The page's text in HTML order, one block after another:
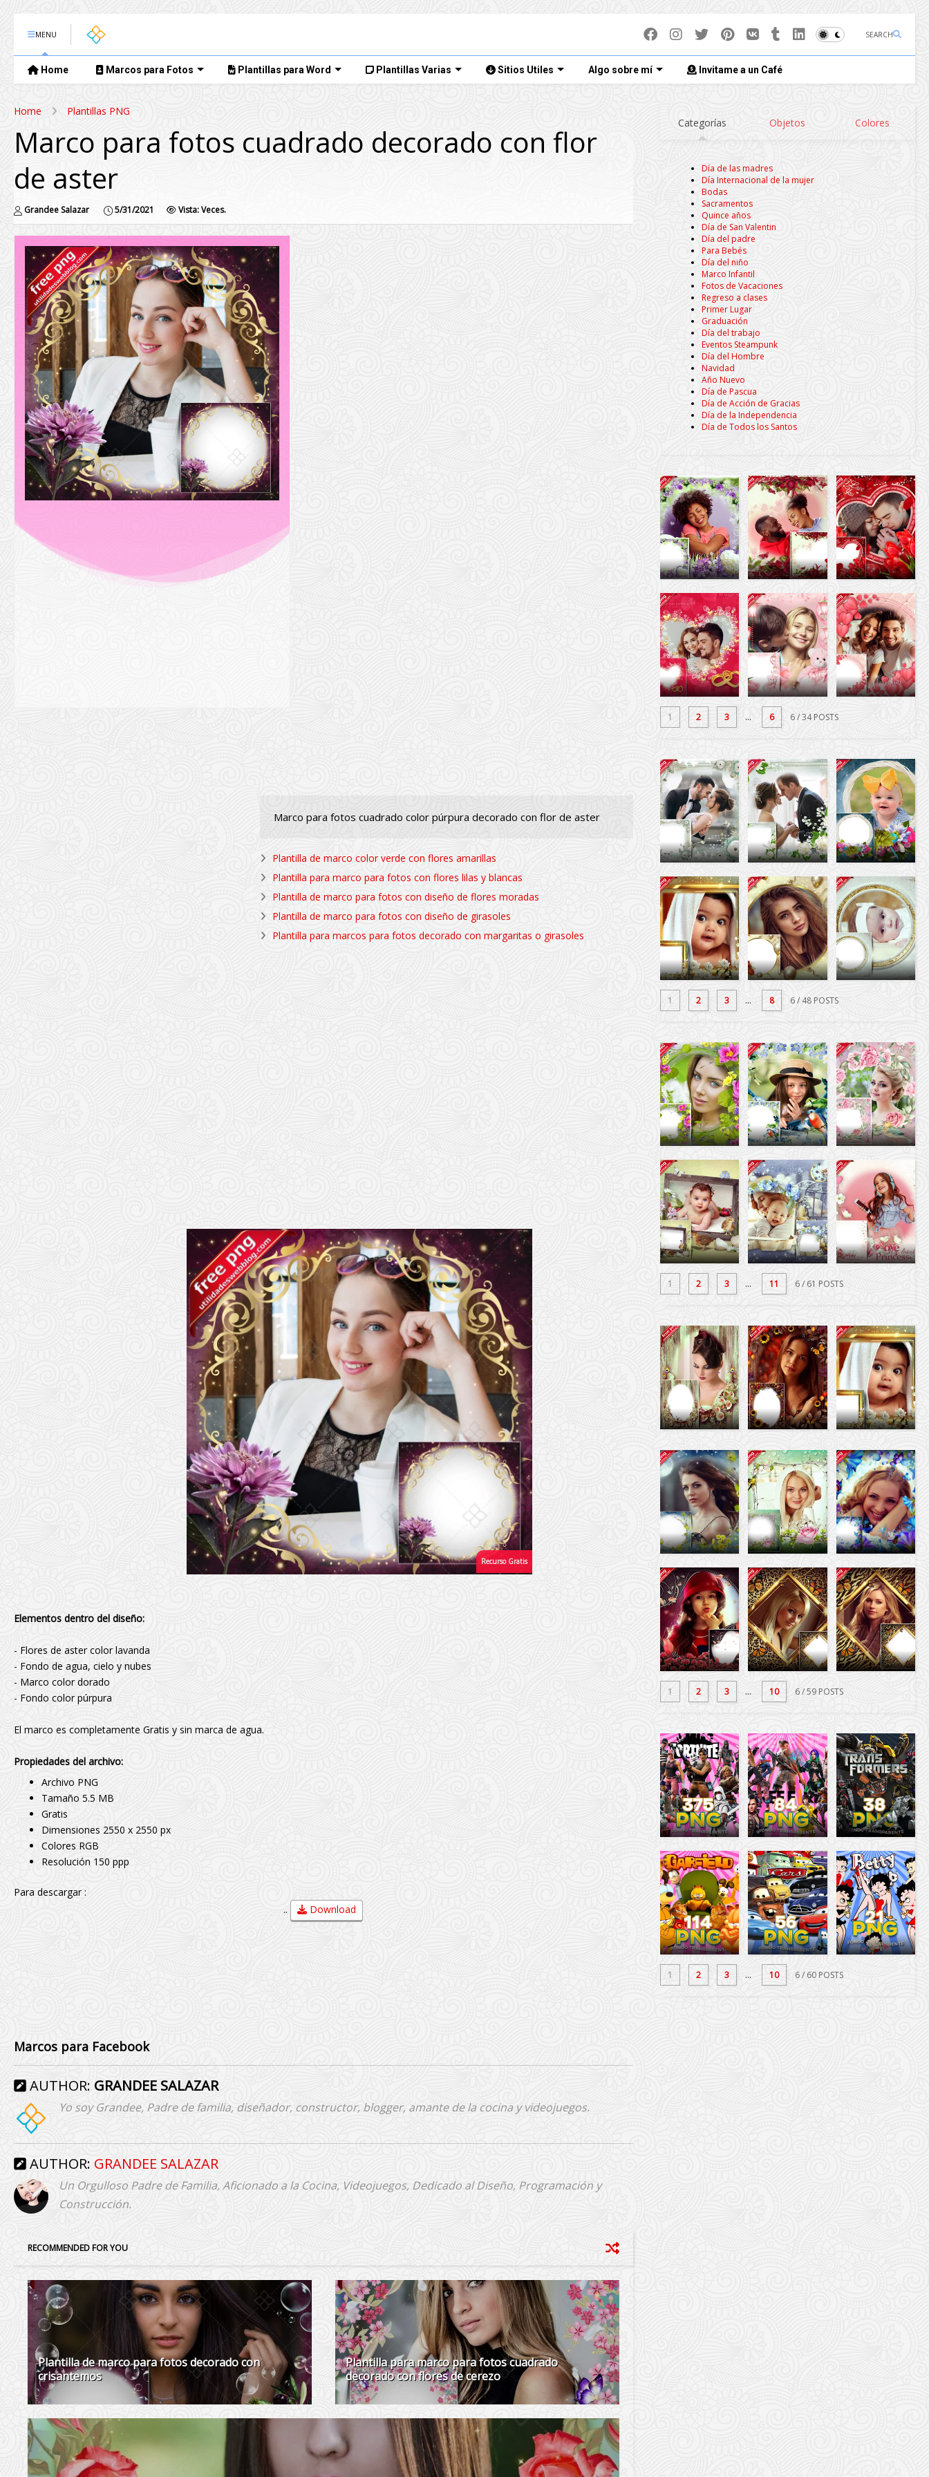
MENU SEARCH
Home Marcos para Fotos Plantillas para Word Plantillas Varias Sitios Utiles Algo sobre mí Invitame a un Café
Home Plantillas PNG
Marco para fotos cuadrado decorado con flor
de aster
Grandee Salazar 5/31/2021 Vista:Veces.
Marco para fotos cuadrado color púrpura decorado con flor de aster
Plantilla de marco color verde con flores amarillas
Plantilla para marco para fotos con flores lilas y blancas
Plantilla de marco para fotos con diseño de flores moradas
Plantilla de marco para fotos con diseño de girasoles
Plantilla para marcos para fotos decorado con margaritas o girasoles
Elementos dentro del diseño:
- Flores de aster color lavanda
- Fondo de agua, cielo y nubes
- Marco color dorado
- Fondo color púrpura
El marco es completamente Gratis y sin marca de agua.
Propiedades del archivo:
Archivo PNG
Tamaño 5.5 MB
Gratis
Dimensiones 2550 x 2550 px
Colores RGB
Resolución 150 ppp
Para descargar :
..
Download
Marcos para Facebook
AUTHOR: GRANDEE SALAZAR
Yo soy Grandee, Padre de familia, diseñador, constructor, blogger, amante de la cocina y videojuegos.
AUTHOR: GRANDEE SALAZAR
Un Orgulloso Padre de Familia, Aficionado a la Cocina, Videojuegos, Dedicado al Diseño, Programación y
Construcción.
RECOMMENDED FOR YOU
Plantilla de marco para fotos decorado con
crisantemos
Plantilla para marco para fotos cuadrado
decorado con flores de cerezo
Categorías Objetos Colores
Día de las madres
Día Internacional de la mujer
Bodas
Sacramentos
Quince años
Día de San Valentin
Día del padre
Para Bebés
Día del niño
Marco Infantil
Fotos de Vacaciones
Regreso a clases
Primer Lugar
Graduación
Día del trabajo
Eventos Steampunk
Día del Hombre
Navidad
Año Nuevo
Día de Pascua
Día de Acción de Gracias
Día de la Independencia
Día de Todos los Santos
1 2 3 ... 6 6/ 34 POSTS
1 2 3 ... 8 6/ 48 POSTS
1 2 3 ... 11 6/ 61 POSTS
1 2 3 ... 10 6/ 59 POSTS
1 2 3 ... 10 6/ 60 POSTS